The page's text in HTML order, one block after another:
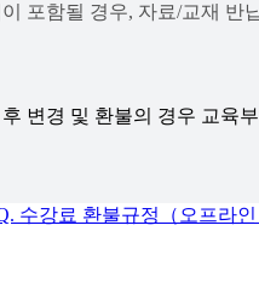
포함될 경우, 자료/교재 반
수강료 환불규정（오프라